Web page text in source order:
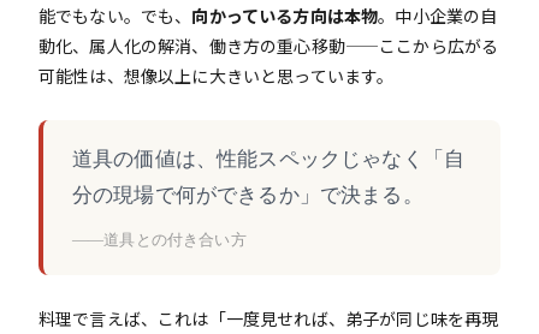
能でもない。でも、 向かっている方向は本物。中小企業の自
動化、属人化の解消、働き方の重心移動——ここから広がる
可能性は、想像以上に大きいと思っています。
道具の価値は、性能スペックじゃなく「自
分の現場で何ができるか」で決まる。
——道具との付き合い方
料理で言えば、これは「一度見せれば、弟子が同じ味を再現